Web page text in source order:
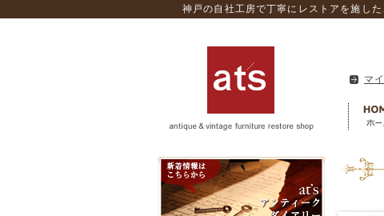
神戸の自社工房で丁寧にレストアを施し
マ